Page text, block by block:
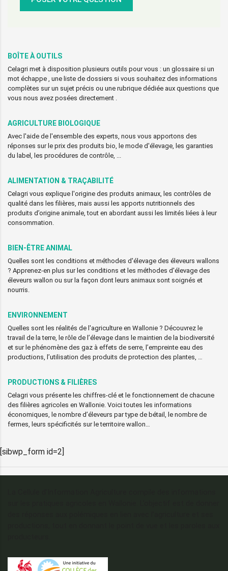
BOÎTE À OUTILS
Celagri met à disposition plusieurs outils pour vous : un glossaire si un
mot échappe , une liste de dossiers si vous souhaitez des informations
complètes sur un sujet précis ou une rubrique dédiée aux questions que
vous nous avez posées directement .
AGRICULTURE BIOLOGIQUE
Avec l'aide de l'ensemble des experts, nous vous apportons des
réponses sur le prix des produits bio, le mode d'élevage, les garanties
du label, les procédures de contrôle, ...
ALIMENTATION & TRAÇABILITÉ
Celagri vous explique l'origine des produits animaux, les contrôles de
qualité dans les filières, mais aussi les apports nutritionnels des
produits d’origine animale, tout en abordant aussi les limités liées à leur
consommation.
BIEN-ÊTRE ANIMAL
Quelles sont les conditions et méthodes d'élevage des éleveurs wallons
? Apprenez-en plus sur les conditions et les méthodes d'élevage des
éleveurs wallon ou sur la façon dont leurs animaux sont soignés et
nourris.
ENVIRONNEMENT
Quelles sont les réalités de l'agriculture en Wallonie ? Découvrez le
travail de la terre, le rôle de l’élevage dans le maintien de la biodiversité
et sur le phénomène des gaz à effets de serre, l’empreinte eau des
productions, l’utilisation des produits de protection des plantes, …
PRODUCTIONS & FILIÈRES
Celagri vous présente les chiffres-clé et le fonctionnement de chacune
des filières agricoles en Wallonie. Voici toutes les informations
économiques, le nombre d’éleveurs par type de bétail, le nombre de
fermes, leurs spécificités sur le territoire wallon…
[sibwp_form id=2]